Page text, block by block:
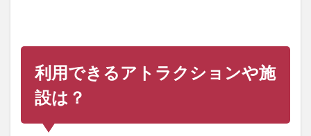
利用できるアトラクションや施
設は？